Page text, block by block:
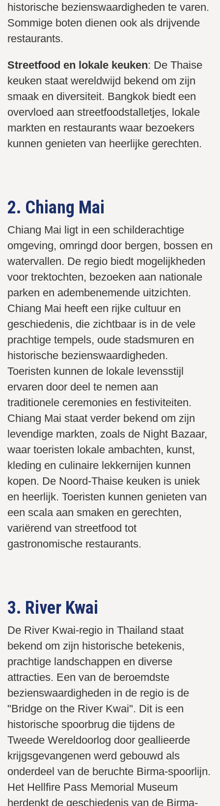
historische bezienswaardigheden te varen.
Sommige boten dienen ook als drijvende
restaurants.
Streetfood en lokale keuken: De Thaise
keuken staat wereldwijd bekend om zijn
smaak en diversiteit. Bangkok biedt een
overvloed aan streetfoodstalletjes, lokale
markten en restaurants waar bezoekers
kunnen genieten van heerlijke gerechten.
2. Chiang Mai
Chiang Mai ligt in een schilderachtige
omgeving, omringd door bergen, bossen en
watervallen. De regio biedt mogelijkheden
voor trektochten, bezoeken aan nationale
parken en adembenemende uitzichten.
Chiang Mai heeft een rijke cultuur en
geschiedenis, die zichtbaar is in de vele
prachtige tempels, oude stadsmuren en
historische bezienswaardigheden.
Toeristen kunnen de lokale levensstijl
ervaren door deel te nemen aan
traditionele ceremonies en festiviteiten.
Chiang Mai staat verder bekend om zijn
levendige markten, zoals de Night Bazaar,
waar toeristen lokale ambachten, kunst,
kleding en culinaire lekkernijen kunnen
kopen. De Noord-Thaise keuken is uniek
en heerlijk. Toeristen kunnen genieten van
een scala aan smaken en gerechten,
variërend van streetfood tot
gastronomische restaurants.
3. River Kwai
De River Kwai-regio in Thailand staat
bekend om zijn historische betekenis,
prachtige landschappen en diverse
attracties. Een van de beroemdste
bezienswaardigheden in de regio is de
"Bridge on the River Kwai". Dit is een
historische spoorbrug die tijdens de
Tweede Wereldoorlog door geallieerde
krijgsgevangenen werd gebouwd als
onderdeel van de beruchte Birma-spoorlijn.
Het Hellfire Pass Memorial Museum
herdenkt de geschiedenis van de Birma-